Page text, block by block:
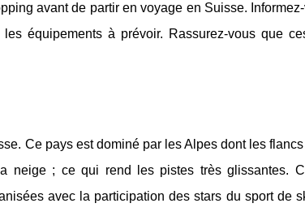
avant de partir en voyage en Suisse.
équipements à prévoir. Rassurez-vous que
Ce pays est dominé par les Alpes dont les
neige ; ce qui rend les pistes très glissantes.
avec la participation des stars du sport de